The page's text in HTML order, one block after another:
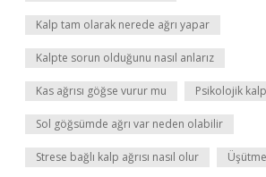
Kalp tam olarak nerede ağrı yapar
Kalpte sorun olduğunu nasıl anlarız
Kas ağrısı göğse vurur mu Psikolojik
Sol göğsümde ağrı var neden olabilir
Strese bağlı kalp ağrısı nasıl olur